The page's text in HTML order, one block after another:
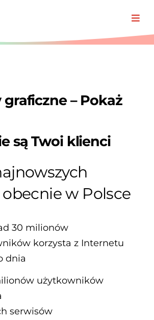
graficzne – Pokaż
są Twoi klienci
w Polsce
30 milionów
korzysta z Internetu
dnia
użytkowników
serwisów